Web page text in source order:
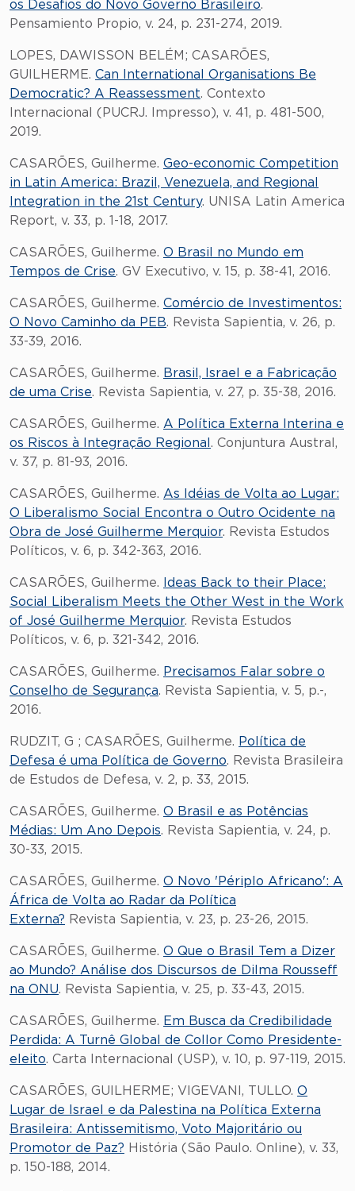
os Desafios do Novo Governo Brasileiro.
Pensamiento Propio, v. 24, p. 231-274, 2019.
LOPES, DAWISSON BELÉM; CASARÕES,
GUILHERME. Can International Organisations Be
Democratic? A Reassessment. Contexto
Internacional (PUCRJ. Impresso), v. 41, p. 481-500,
2019.
CASARÕES, Guilherme. Geo-economic Competition
in Latin America: Brazil, Venezuela, and Regional
Integration in the 21st Century. UNISA Latin America
Report, v. 33, p. 1-18, 2017.
CASARÕES, Guilherme. O Brasil no Mundo em
Tempos de Crise. GV Executivo, v. 15, p. 38-41, 2016.
CASARÕES, Guilherme. Comércio de Investimentos:
O Novo Caminho da PEB. Revista Sapientia, v. 26, p.
33-39, 2016.
CASARÕES, Guilherme. Brasil, Israel e a Fabricação
de uma Crise. Revista Sapientia, v. 27, p. 35-38, 2016.
CASARÕES, Guilherme. A Política Externa Interina e
os Riscos à Integração Regional . Conjuntura Austral,
v. 37, p. 81-93, 2016.
CASARÕES, Guilherme. As Idéias de Volta ao Lugar:
O Liberalismo Social Encontra o Outro Ocidente na
Obra de José Guilherme Merquior. Revista Estudos
Políticos, v. 6, p. 342-363, 2016.
CASARÕES, Guilherme.
Ideas Back to their Place:
Social Liberalism Meets the Other West in the Work
of José Guilherme Merquior. Revista Estudos
Políticos, v. 6, p. 321-342, 2016.
CASARÕES, Guilherme. Precisamos Falar sobre o
Conselho de Segurança. Revista Sapientia, v. 5, p.-,
2016.
RUDZIT, G ; CASARÕES, Guilherme. Política de
Defesa é uma Política de Governo. Revista Brasileira
de Estudos de Defesa, v. 2, p. 33, 2015.
CASARÕES, Guilherme. O Brasil e as Potências
Médias: Um Ano Depois. Revista Sapientia, v. 24, p.
30-33, 2015.
CASARÕES, Guilherme. O Novo 'Périplo Africano': A
África de Volta ao Radar da Política
Externa? Revista Sapientia, v. 23, p. 23-26, 2015.
CASARÕES, Guilherme. O Que o Brasil Tem a Dizer
ao Mundo? Análise dos Discursos de Dilma Rousseff
na ONU. Revista Sapientia, v. 25, p. 33-43, 2015.
CASARÕES, Guilherme. Em Busca da Credibilidade
Perdida: A Turnê Global de Collor Como Presidente-
eleito. Carta Internacional (USP), v. 10, p. 97-119, 2015.
CASARÕES, GUILHERME; VIGEVANI, TULLO. O
Lugar de Israel e da Palestina na Política Externa
Brasileira: Antissemitismo, Voto Majoritário ou
Promotor de Paz? História (São Paulo. Online), v. 33,
p. 150-188, 2014.